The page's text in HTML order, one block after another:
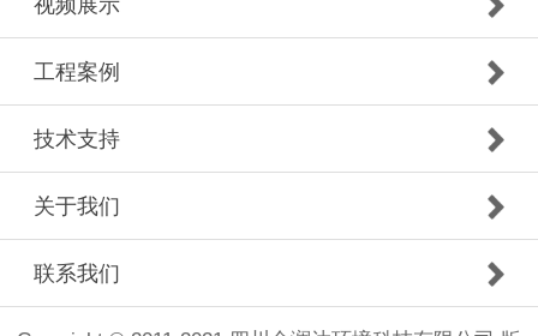
视频展示
工程案例
技术支持
关于我们
联系我们